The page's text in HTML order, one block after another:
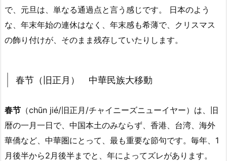
で、元旦は、単なる通過点と言う感じです。 日本のよう
な、年末年始の連休はなく、年末感も希薄で、クリスマス
の飾り付けが、そのまま残存していたりします。
春节（旧正月） 中華民族大移動
春节 （chūn jié/旧正月/チャイニーズニューイヤー）は、旧
暦の一月一日で、中国本土のみならず、香港、台湾、海外
華僑など、中華圏にとって、最も重要な節句です。毎年、1
月後半から2月後半までと、年によってズレがあります。